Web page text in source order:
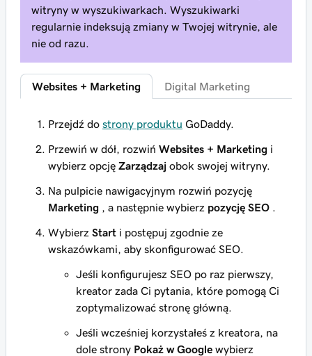
witryny w wyszukiwarkach. Wyszukiwarki
regularnie indeksują zmiany w Twojej witrynie, ale
nie od razu.
Websites + Marketing Digital Marketing
Przejdź do strony produktu GoDaddy.
Przewiń w dół, rozwiń Websites + Marketing i
wybierz opcję Zarządzaj obok swojej witryny.
Na pulpicie nawigacyjnym rozwiń pozycję
Marketing , a następnie wybierz pozycję SEO .
Wybierz Start i postępuj zgodnie ze
wskazówkami, aby skonfigurować SEO.
Jeśli konfigurujesz SEO po raz pierwszy,
kreator zada Ci pytania, które pomogą Ci
zoptymalizować stronę główną.
Jeśli wcześniej korzystałeś z kreatora, na
dole strony Pokaż w Google wybierz